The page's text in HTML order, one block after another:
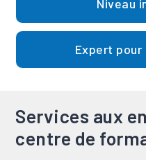
Niveau
Expert
Services aux
centre de